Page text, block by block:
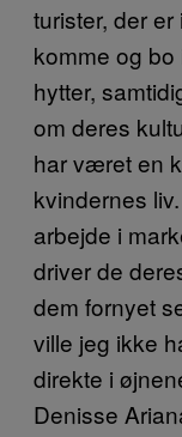
turister, der
komme og
hytter,
om deres
har været en
kvindernes
arbejde i
driver de
dem fornyet
ville jeg ikke
direkte i
Denisse